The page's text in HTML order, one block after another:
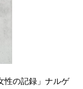
性の記録」ナルゲ